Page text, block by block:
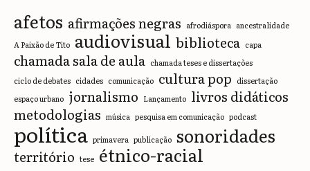
afetos afirmações negras afrodiáspora ancestralidade
A Paixão de Tito audiovisual biblioteca capa
chamada sala de aula chamada teses e dissertações
ciclo de debates cidades comunicação cultura pop dissertação
espaço urbano jornalismo Lançamento livros didáticos
metodologias música pesquisa em comunicação podcast
política primavera publicação sonoridades
território tese étnico-racial